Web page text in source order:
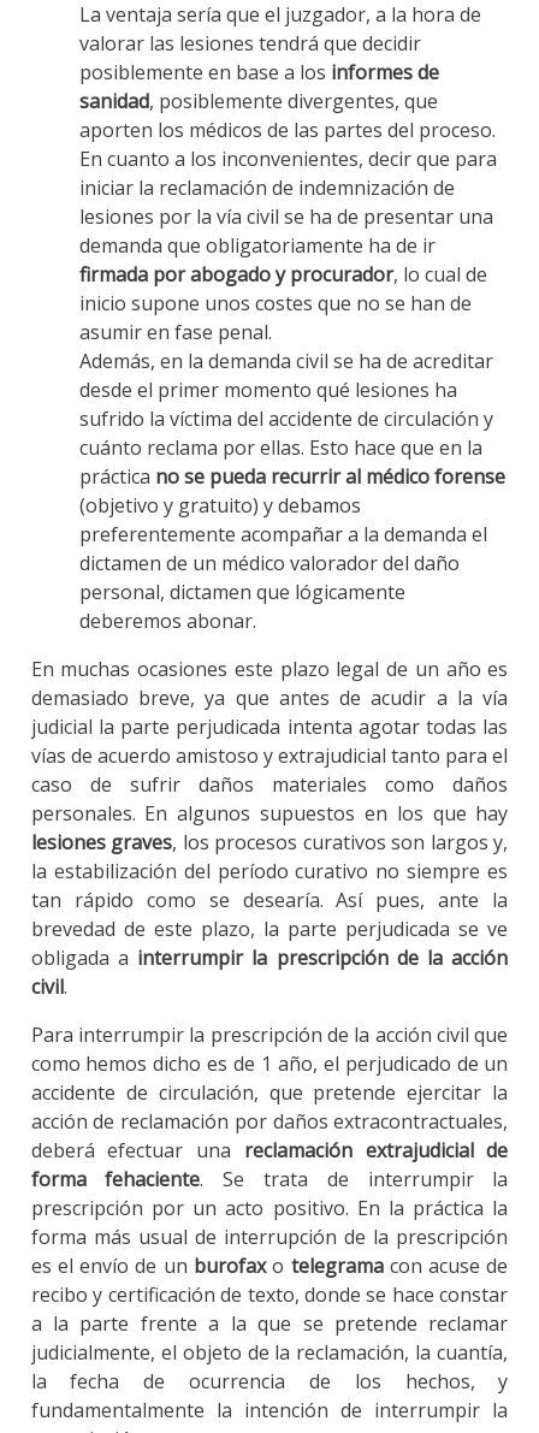
La ventaja sería que el juzgador, a la hora de
valorar las lesiones tendrá que decidir
posiblemente en base a los informes de
sanidad, posiblemente divergentes, que
aporten los médicos de las partes del proceso.
En cuanto a los inconvenientes, decir que para
iniciar la reclamación de indemnización de
lesiones por la vía civil se ha de presentar una
demanda que obligatoriamente ha de ir
firmada por abogado y procurador, lo cual de
inicio supone unos costes que no se han de
asumir en fase penal.
Además, en la demanda civil se ha de acreditar
desde el primer momento qué lesiones ha
sufrido la víctima del accidente de circulación y
cuánto reclama por ellas. Esto hace que en la
práctica no se pueda recurrir al médico forense
(objetivo y gratuito) y debamos
preferentemente acompañar a la demanda el
dictamen de un médico valorador del daño
personal, dictamen que lógicamente
deberemos abonar.
En muchas ocasiones este plazo legal de un año es
demasiado breve, ya que antes de acudir a la vía
judicial la parte perjudicada intenta agotar todas las
vías de acuerdo amistoso y extrajudicial tanto para el
caso de sufrir daños materiales como daños
personales. En algunos supuestos en los que hay
lesiones graves, los procesos curativos son largos y,
la estabilización del período curativo no siempre es
tan rápido como se desearía. Así pues, ante la
brevedad de este plazo, la parte perjudicada se ve
obligada a interrumpir la prescripción de la acción
civil.
Para interrumpir la prescripción de la acción civil que
como hemos dicho es de 1 año, el perjudicado de un
accidente de circulación, que pretende ejercitar la
acción de reclamación por daños extracontractuales,
deberá efectuar una reclamación extrajudicial de
forma fehaciente. Se trata de interrumpir la
prescripción por un acto positivo. En la práctica la
forma más usual de interrupción de la prescripción
es el envío de un burofaxo telegramacon acuse de
recibo y certificación de texto, donde se hace constar
a la parte frente a la que se pretende reclamar
judicialmente, el objeto de la reclamación, la cuantía,
la fecha de ocurrencia de los hechos, y
fundamentalmente la intención de interrumpir la